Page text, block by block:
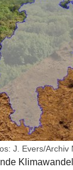
J. Evers/Archiv